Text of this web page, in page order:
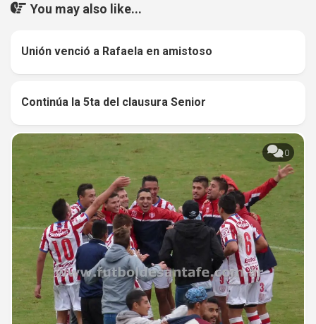
You may also like...
Unión venció a Rafaela en amistoso
Continúa la 5ta del clausura Senior
0